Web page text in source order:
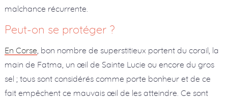
malchance récurrente.
Peut-on se protéger ?
En Corse , bon nombre de superstitieux portent du corail, la
main de Fatma, un œil de Sainte Lucie ou encore du gros
sel ; tous sont considérés comme porte bonheur et de ce
fait empêchent ce mauvais œil de les atteindre. Ce sont